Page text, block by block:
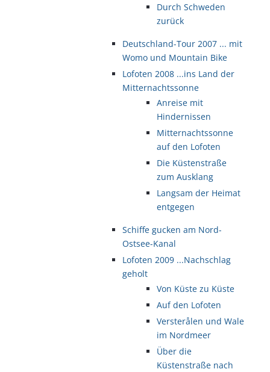
Durch Schweden
zurück
Deutschland-Tour 2007 ... mit
Womo und Mountain Bike
Lofoten 2008 ...ins Land der
Mitternachtssonne
Anreise mit
Hindernissen
Mitternachtssonne
auf den Lofoten
Die Küstenstraße
zum Ausklang
Langsam der Heimat
entgegen
Schiffe gucken am Nord-
Ostsee-Kanal
Lofoten 2009 ...Nachschlag
geholt
Von Küste zu Küste
Auf den Lofoten
Versterålen und Wale
im Nordmeer
Über die
Küstenstraße nach